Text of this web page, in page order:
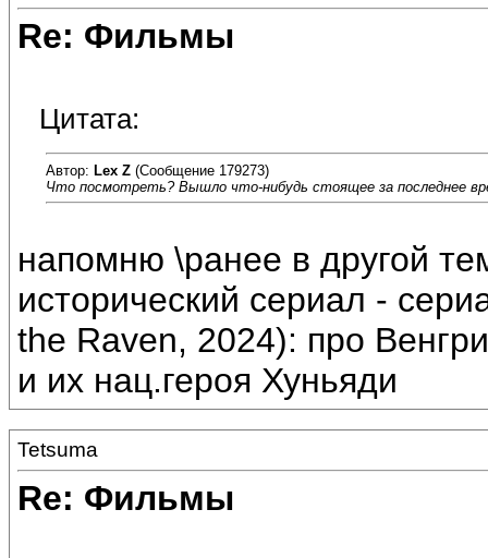
Re: Фильмы
Цитата:
Автор: Lex Z (Сообщение 179273)
Что посмотреть? Вышло что-нибудь стоящее за последнее
напомню \ранее в другой
исторический сериал -
the Raven, 2024): про
и их нац.героя Хуньяди
Tetsuma
Re: Фильмы